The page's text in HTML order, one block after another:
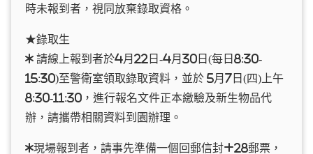
時未報到者，視同放棄錄取資格。
★錄取生
* 請線上報到者於4月22日-4月30日(每日8:30-
15:30)至警衛室領取錄取資料，並於 5月7日(四)上午
8:30-11:30，進行報名文件正本繳驗及新生物品代
辦，請攜帶相關資料到園辦理。
*現場報到者，請事先準備一個回郵信封+28郵票，